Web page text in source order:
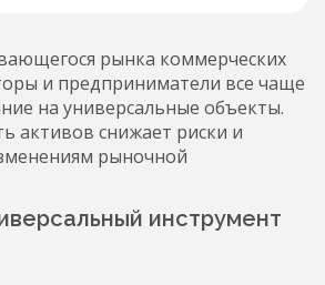
рынка коммерческих
и предприниматели все чаще
на универсальные объекты.
активов снижает риски и
рыночной
инструмент